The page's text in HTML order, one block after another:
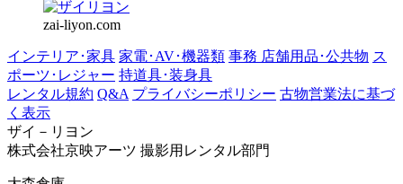
zai-liyon.com
インテリア･家具 家電･AV･機器類 事務 店舗用品･公共物 ス
ポーツ･レジャー 持道具･装身具
レンタル規約 Q&A プライバシーポリシー 古物営業法に基づ
く表示
ザイ－リヨン
株式会社京映アーツ 撮影用レンタル部門